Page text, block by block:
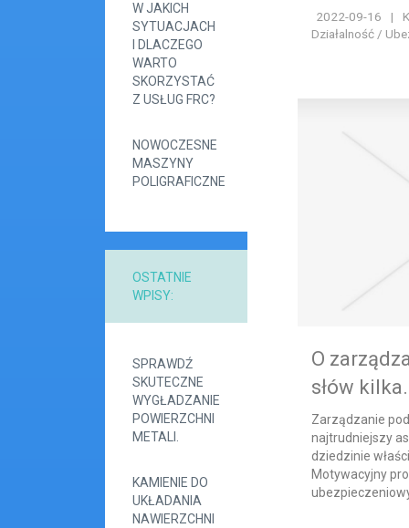
W JAKICH
SYTUACJACH
I DLACZEGO
WARTO
SKORZYSTAĆ
Z USŁUG FRC?
NOWOCZESNE
MASZYNY
POLIGRAFICZNE
OSTATNIE
WPISY:
SPRAWDŹ
SKUTECZNE
WYGŁADZANIE
POWIERZCHNI
METALI.
KAMIENIE DO
UKŁADANIA
NAWIERZCHNI
2022-09-16 |
Działalność /
O
słów kilka.
Zarządzanie
najtrudniejszy
dziedzinie
Motywacyjny